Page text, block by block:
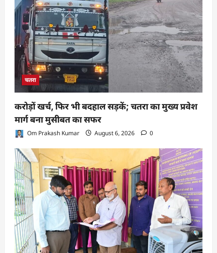
चतरा
करोड़ों खर्च, फिर भी बदहाल सड़कें; चतरा का मुख्य प्रवेश
मार्ग बना मुसीबत का सफर
Om Prakash Kumar August 6, 2026 0